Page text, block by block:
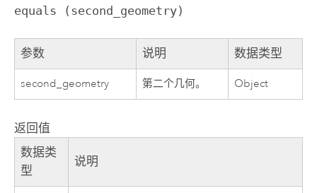
equals (second_geometry)
参数 说明 数据类型
second_geometry 第二个几何。 Object
返回值
数据类
型
说明